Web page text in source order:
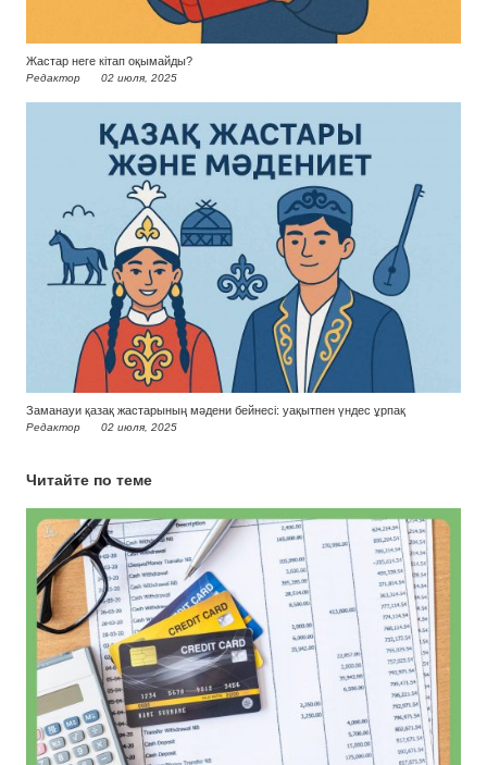
Жастар неге кітап оқымайды?
Редактор 02 июля, 2025
Заманауи қазақ жастарының мәдени бейнесі: уақытпен үндес ұрпақ
Редактор 02 июля, 2025
Читайте по теме